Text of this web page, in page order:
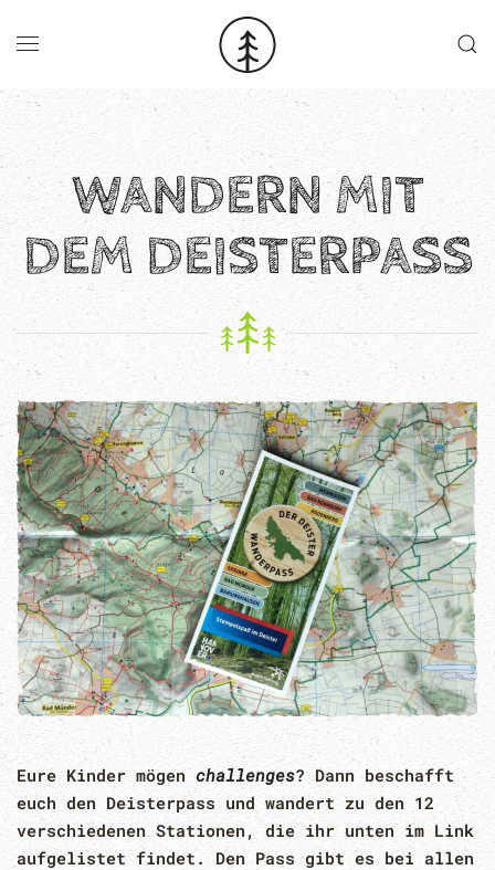
Skip to main content
WANDERN MIT
DEM DEISTERPASS
Eure Kinder mögenchallenges? Dann beschafft
euch den Deisterpass und wandert zu den 12
verschiedenen Stationen, die ihr unten im Link
aufgelistet findet. Den Pass gibt es bei allen